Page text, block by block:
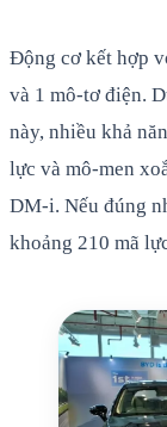
Động cơ kết hợp
và 1 mô-tơ điện.
này, nhiều khả
lực và mô-men
DM-i. Nếu đúng
khoảng 210 mã